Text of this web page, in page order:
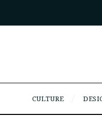
CULTURE